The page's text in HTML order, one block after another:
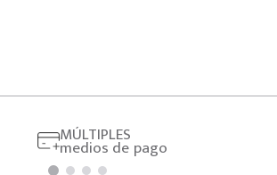
MÚLTIPLES
medios de pago